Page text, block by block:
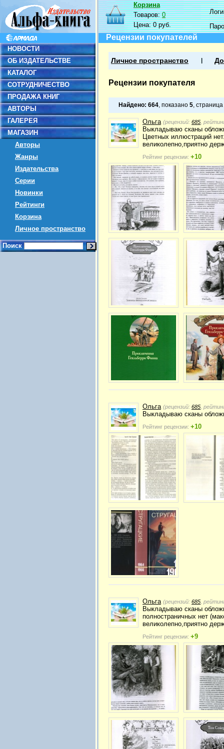
НОВОСТИ
ОБ ИЗДАТЕЛЬСТВЕ
КАТАЛОГ
СОТРУДНИЧЕСТВО
ПРОДАЖА КНИГ
АВТОРЫ
ГАЛЕРЕЯ
МАГАЗИН
Авторы
Жанры
Издательства
Серии
Новинки
Рейтинги
Корзина
Личное пространство
Поиск
Корзина
Товаров:0
Цена:0 руб.
Рецензии покупателей
Личное пространство
Рецензии покупателя
Найдено: 664, показано 5, страница
Ольга (рецензий: 685 ,
Выкладываю сканы
Цветных иллюстраций
великолепно,приятно
Рейтинг рецензии: +10
Ольга (рецензий: 685 ,
Выкладываю сканы
Рейтинг рецензии: +10
Ольга (рецензий: 685 ,
Выкладываю сканы
полностраничных нет
великолепно,приятно
Рейтинг рецензии: +9